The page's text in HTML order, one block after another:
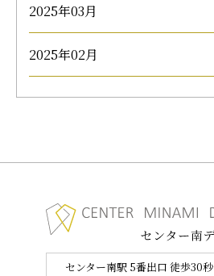
2025年03月
2025年02月
センター南駅 5番出口 徒歩30秒